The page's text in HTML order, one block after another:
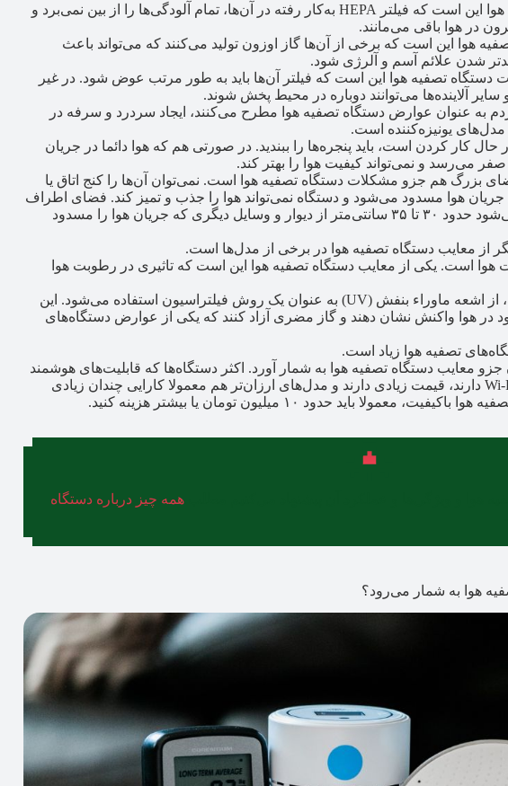
از اولین معایب دستگاه تصفیه هوا این است که فیلتر HEPA به‌کار رفته در آن‌ها، تمام آلودگی‌ها را از بین نمی‌برد و
هوا این است که برخی از آن‌ها گاز اوزون تولید می‌کنند که می‌تواند باعث
شدن علائم آسم و آلرژی شود.
تصفیه هوا این است که فیلتر آن‌ها باید به طور مرتب عوض شود. در غیر
آلاینده‌ها می‌توانند دوباره در محیط پخش شوند.
به عنوان عوارض دستگاه تصفیه هوا مطرح می‌کنند، ایجاد سردرد و سرفه در
یونیزه‌کننده است.
کار کردن است، باید پنجره‌ها را ببندید. در صورتی هم که هوا دائما در جریان
صفر می‌رسد و نمی‌تواند کیفیت هوا را بهتر کند.
بزرگ هم جزو مشکلات دستگاه تصفیه هوا است. نمی‌توان آن‌ها را کنج اتاق یا
جریان هوا مسدود می‌شود و دستگاه نمی‌تواند هوا را جذب و تمیز کند. فضای اطراف
آن‌ها باید خالی باشد. توصیه می‌شود حدود ۳۰ تا ۳۵ سانتی‌متر از دیوار و وسایل دیگری که جریان هوا را مسدود
از معایب دستگاه تصفیه هوا در برخی از مدل‌ها است.
است. یکی از معایب دستگاه تصفیه هوا این است که تاثیری در رطوبت هوا
در برخی از دستگاه‌های تصفیه، از اشعه ماوراء بنفش (UV) به عنوان یک روش فیلتراسیون استفاده می‌شود. این
در هوا واکنش نشان دهند و گاز مضری آزاد کنند که یکی از عوارض دستگاه‌های
تصفیه هوا زیاد است.
معایب دستگاه تصفیه هوا به شمار آورد. اکثر دستگاه‌ها که قابلیت‌های هوشمند
مثل تایمر یا امکان اتصال به Wi-Fi دارند، قیمت زیادی دارند و مدل‌های ارزان‌تر هم معمولا کارایی چندان زیادی
باید حدود ۱۰ میلیون تومان یا بیشتر هزینه کنید.
همه چیز درباره دستگاه
هوا به شمار می‌رود؟